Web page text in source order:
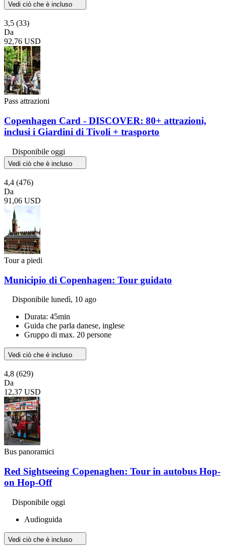
Vedi ciò che è incluso
3,5 (33)
Da
92,76 USD
Pass attrazioni
Copenhagen Card - DISCOVER: 80+ attrazioni,
inclusi i Giardini di Tivoli + trasporto
Disponibile oggi
Vedi ciò che è incluso
4,4 (476)
Da
91,06 USD
Tour a piedi
Municipio di Copenhagen: Tour guidato
Disponibile lunedì, 10 ago
Durata: 45min
Guida che parla danese, inglese
Gruppo di max. 20 persone
Vedi ciò che è incluso
4,8 (629)
Da
12,37 USD
Bus panoramici
Red Sightseeing Copenaghen: Tour in autobus Hop-
on Hop-Off
Disponibile oggi
Audioguida
Vedi ciò che è incluso